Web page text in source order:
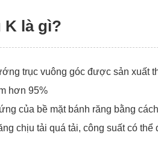
K là gì?
trục vuông góc được sản xuất
hơn 95%
của bề mặt bánh răng bằng
chịu tải quá tải, công suất có thể